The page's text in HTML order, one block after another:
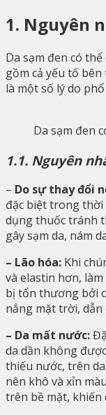
1. Nguyên
Da sạm đen có
gồm cả yếu tố
là một số lý do
Da sạm đen
1.1. Nguyên
– Do sự thay đổi
đặc biệt trong thời
dụng thuốc tránh
gây sạm da, nám
– Lão hóa: Khi
và elastin hơn,
bị tổn thương bởi
nắng mặt trời, dẫn
– Da mất nước:
da dần không
thiếu nước, trên
nên khô và xỉn
trên bề mặt, khiến